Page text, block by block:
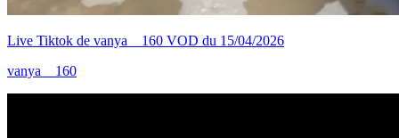
Live Tiktok de vanya__160 VOD du 15/04/2026
vanya__160